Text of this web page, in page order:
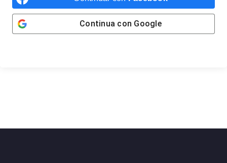
Continua con Google